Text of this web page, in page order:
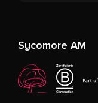
Sycomore AM